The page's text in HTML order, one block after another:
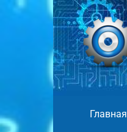
Перейти
Главная